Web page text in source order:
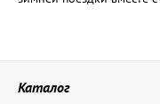
Каталог